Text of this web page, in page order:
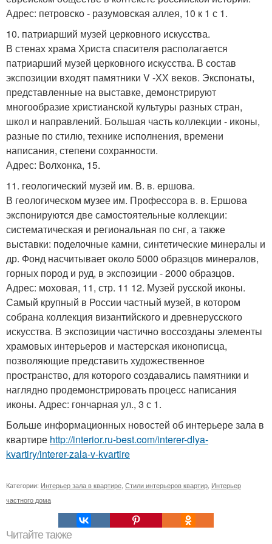
Адрес: петровско - разумовская аллея, 10 к 1 с 1.
10. патриарший музей церковного искусства.
В стенах храма Христа спасителя располагается
патриарший музей церковного искусства. В состав
экспозиции входят памятники V -ХХ веков. Экспонаты,
представленные на выставке, демонстрируют
многообразие христианской культуры разных стран,
школ и направлений. Большая часть коллекции - иконы,
разные по стилю, технике исполнения, времени
написания, степени сохранности.
Адрес: Волхонка, 15.
11. геологический музей им. В. в. ершова.
В геологическом музее им. Профессора в. в. Ершова
экспонируются две самостоятельные коллекции:
систематическая и региональная по снг, а также
выставки: поделочные камни, синтетические минералы и
др. Фонд насчитывает около 5000 образцов минералов,
горных пород и руд, в экспозиции - 2000 образцов.
Адрес: моховая, 11, стр. 11 12. Музей русской иконы.
Самый крупный в России частный музей, в котором
собрана коллекция византийского и древнерусского
искусства. В экспозиции частично воссозданы элементы
храмовых интерьеров и мастерская иконописца,
позволяющие представить художественное
пространство, для которого создавались памятники и
наглядно продемонстрировать процесс написания
иконы. Адрес: гончарная ул., 3 с 1.
Больше информационных новостей об интерьере зала в
квартире http://interior.ru-best.com/interer-dlya-
kvartiry/interer-zala-v-kvartire
Категории: Интерьер зала в квартире, Стили интерьеров квартир, Интерьер
частного дома
Читайте также